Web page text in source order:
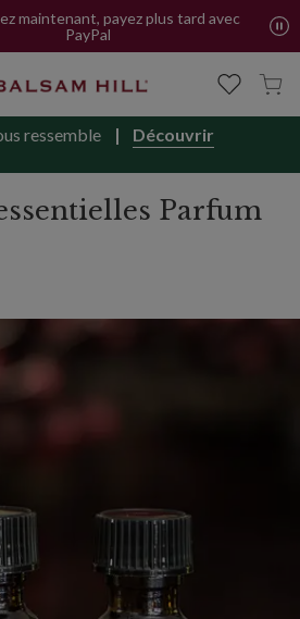
maintenant, payez plus tard avec
PayPal
ressemble Découvrir
Parfum
de fête | Balsam Hill